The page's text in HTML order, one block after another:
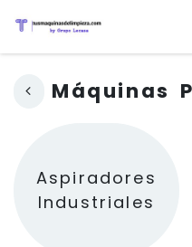
Máquinas
Aspiradores
Industriales